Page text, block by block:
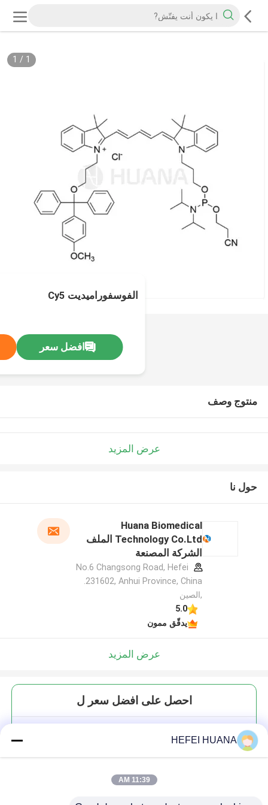
1
/
1
الفوسفوراميديت Cy5
افضل سعر
منتوج وصف
عرض المزيد
حول نا
Huana Biomedical
Technology Co.Ltd الملف
الشركة المصنعة
No.6 Changsong Road, Hefei
,الصين
5.0
يدقّق ممون
عرض المزيد
احصل على افضل سعر ل
HEFEI HUANA
11:39 AM